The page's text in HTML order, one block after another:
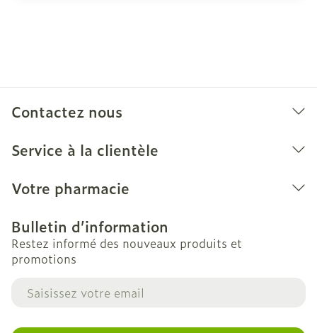
Contactez nous
Service à la clientèle
Votre pharmacie
Bulletin d’information
Restez informé des nouveaux produits et
promotions
Adresse mail